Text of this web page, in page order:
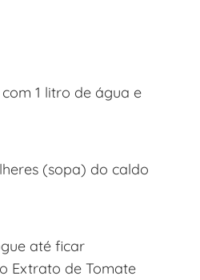
1 litro de água e
(sopa) do caldo
até ficar
Extrato de Tomate